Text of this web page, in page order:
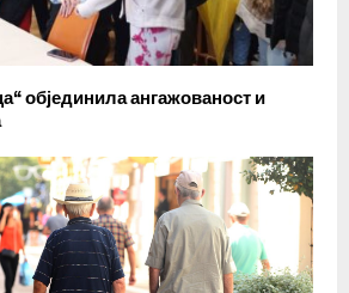
објединила ангажованост и